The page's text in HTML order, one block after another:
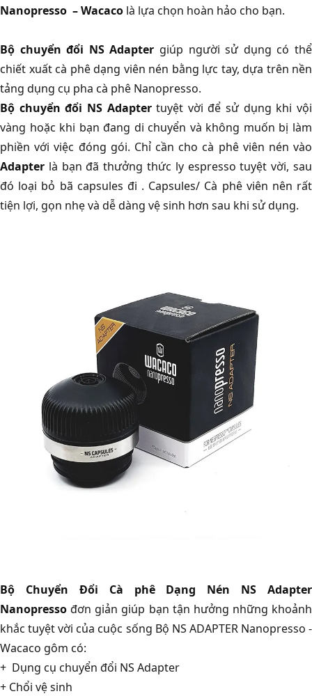
Nanopresso – Wacaco là lựa chọn hoàn hảo cho bạn.
Bộ chuyển đổi NS Adapter giúp người sử dụng có thể
chiết xuất cà phê dạng viên nén bằng lực tay, dựa trên nền
tảng dụng cụ pha cà phê Nanopresso.
Bộ chuyển đổi NS Adaptertuyệt vời để sử dụng khi vội
vàng hoặc khi bạn đang di chuyển và không muốn bị làm
phiền với việc đóng gói. Chỉ cần cho cà phê viên nén vào
Adapter là bạn đã thưởng thức ly espresso tuyệt vời, sau
đó loại bỏ bã capsules đi . Capsules/ Cà phê viên nên rất
tiện lợi, gọn nhẹ và dễ dàng vệ sinh hơn sau khi sử dụng.
Bộ Chuyển Đổi Cà phê Dạng Nén NS Adapter
Nanopresso đơn giản giúp bạn tận hưởng những khoảnh
khắc tuyệt vời của cuộc sống Bộ NS ADAPTER Nanopresso -
Wacaco gôm có:
+ Dụng cụ chuyển đổi NS Adapter
+ Chổi vệ sinh